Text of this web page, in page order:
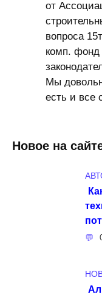
от
вопроса
комп. фонд
Мы
есть и все
Новое на